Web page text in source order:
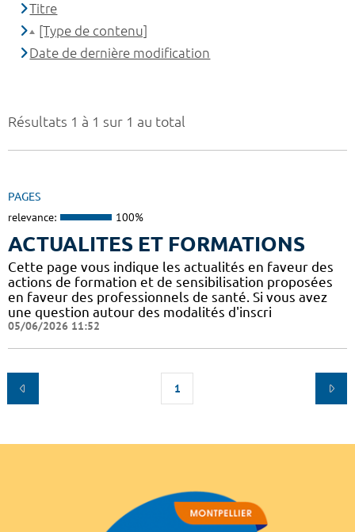
Résultats 1 à 1 sur 1 au total
PAGES
relevance: 100%
ACTUALITES ET FORMATIONS
Cette page vous indique les actualités en faveur des
actions de formation et de sensibilisation proposées
en faveur des professionnels de santé. Si vous avez
une question autour des modalités d'inscri
05/06/2026 11:52
1
Titre
[Type de contenu]
Date de dernière modification